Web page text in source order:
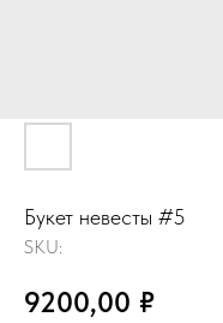
Букет невесты #5
SKU:
9200,00 ₽